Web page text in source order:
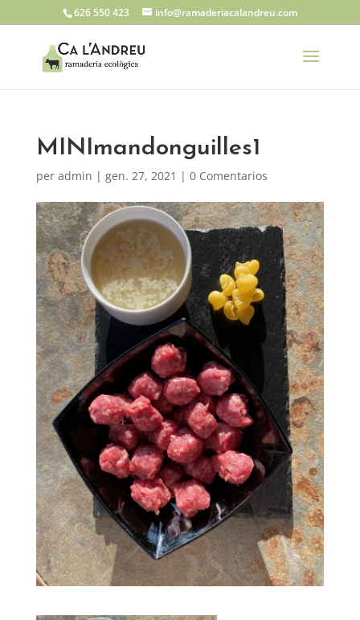
626 550 423 info@ramaderiacalandreu.com
MINImandonguilles1
per admin | gen. 27, 2021 | 0 Comentarios